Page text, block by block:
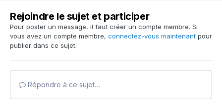
Rejoindre le sujet et participer
Pour poster un message, il faut créer un compte membre. Si
vous avez un compte membre, connectez-vous maintenant pour
publier dans ce sujet.
Répondre à ce sujet…